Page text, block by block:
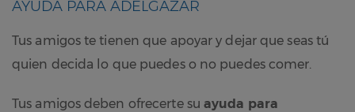
AYUDA PARA ADELGAZAR
Tus amigos te tienen que apoyar y dejar que seas tú
quien decida lo que puedes o no puedes comer.
Tus amigos deben ofrecerte su ayuda para